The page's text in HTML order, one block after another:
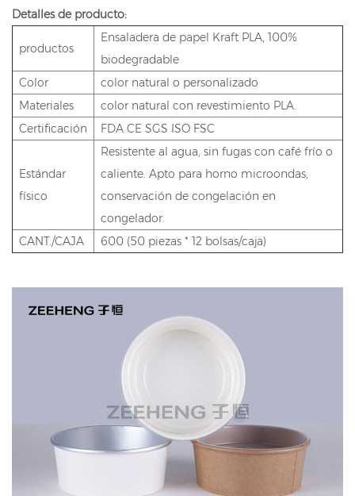
Detalles de producto:
productos
Ensaladera de papel Kraft PLA, 100%
biodegradable
Color
color natural o personalizado
Materiales
color natural con revestimiento PLA.
Certificación
FDA CE SGS ISO FSC
Estándar
físico
Resistente al agua, sin fugas con café frío o
caliente. Apto para horno microondas,
conservación de congelación en
congelador.
CANT./CAJA
600 (50 piezas * 12 bolsas/caja)